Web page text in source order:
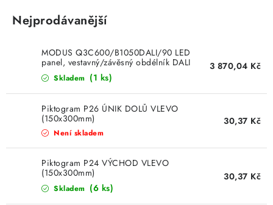
ELEKTROMATERIÁL
JISTIČE
KABELY
ŽÁROVKY
Nejprodávanější
MODUS Q3C600/B1050DALI/90 LED
panel, vestavný/závěsný obdélník DALI
bílýSkladem (1 ks)
3 870,04 Kč
Piktogram P26 ÚNIK DOLŮ VLEVO
(150x300mm)
Není skladem
30,37 Kč
Piktogram P24 VÝCHOD VLEVO
(150x300mm)
Skladem (6 ks)
30,37 Kč